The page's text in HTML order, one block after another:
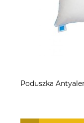
Poduszka